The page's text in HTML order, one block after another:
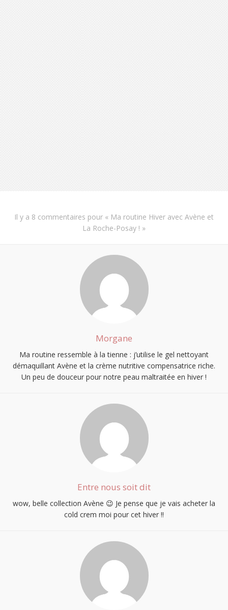
S'INSCRIRE
Il y a 8 commentaires pour « Ma routine Hiver avec Avène et
La Roche-Posay ! »
Morgane
Ma routine ressemble à la tienne : j’utilise le gel nettoyant
démaquillant Avène et la crème nutritive compensatrice riche.
Un peu de douceur pour notre peau maltraitée en hiver !
Entre nous soit dit
wow, belle collection Avène 😉 Je pense que je vais acheter la
cold crem moi pour cet hiver !!